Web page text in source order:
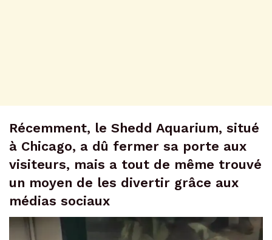
Récemment, le Shedd Aquarium, situé
à Chicago, a dû fermer sa porte aux
visiteurs, mais a tout de même trouvé
un moyen de les divertir grâce aux
médias sociaux